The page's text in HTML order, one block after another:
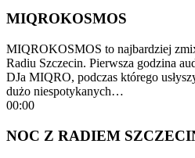
MIQROKOSMOS
MIQROKOSMOS to najbardziej
Radiu Szczecin. Pierwsza godzina
DJa MIQRO, podczas którego
dużo niespotykanych…
00:00
NOC Z RADIEM